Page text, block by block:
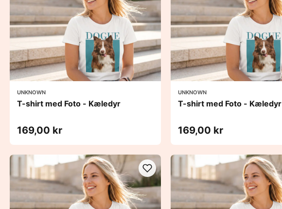
UNKNOWN
T-shirt med Foto - Kæledyr
169,00 kr
UNKNOWN
T-shirt med Foto - Kæledyr
169,00 kr